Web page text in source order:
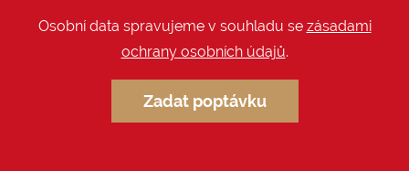
Osobní data spravujeme v souhladu se zásadami
ochrany osobních údajů.
Zadat poptávku